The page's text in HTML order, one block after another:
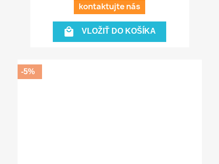
kontaktujte nás
 VLOŽIŤ DO KOŠÍKA
-5%